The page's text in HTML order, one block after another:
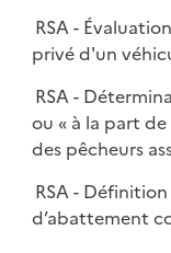
RSA -
privé d'un
RSA -
ou « à la part
des pêcheurs
RSA -
d’abattement